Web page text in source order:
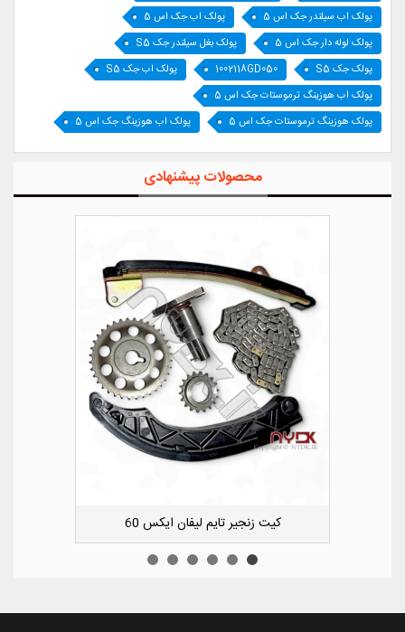
پولک اب سیلندر جک اس 5
پولک اب جک اس 5
پولک لوله دار جک اس 5
پولک بغل سیلندر جک S5
پولک جک S5
1002118GD050
پولک اب جک S5
پولک اب هوزینگ ترموستات جک اس 5
پولک هوزینگ ترموستات جک اس 5
پولک اب هوزینگ جک اس 5
محصولات پیشنهادی
کشویی کوچک سپر عقب راست لیفان ایکس 50